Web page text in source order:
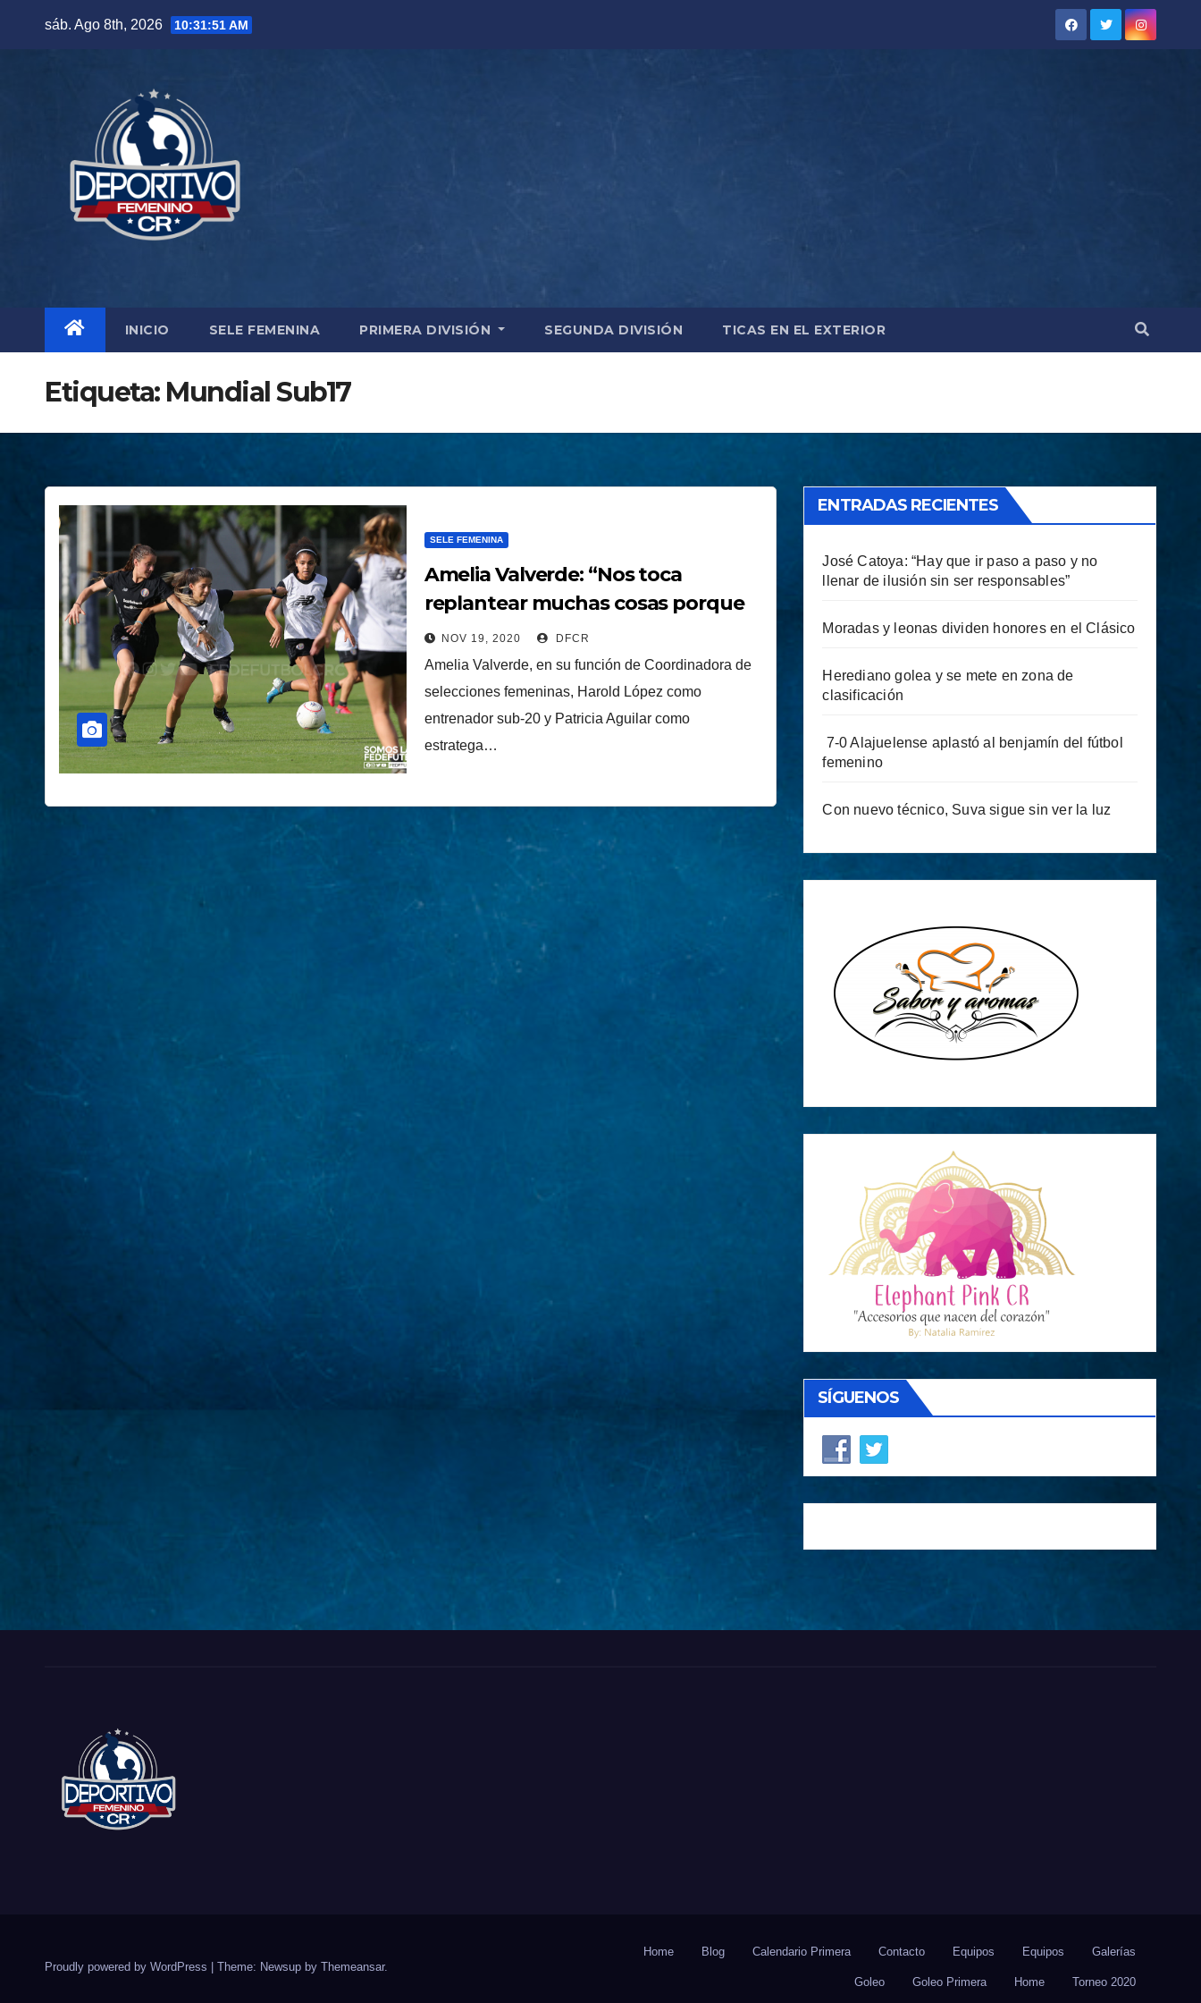
sáb. Ago 8th, 2026 10:31:52 AM
INICIO SELE FEMENINA PRIMERA DIVISIÓN SEGUNDA DIVISIÓN TICAS EN EL EXTERIOR
Etiqueta: Mundial Sub17
SELE FEMENINA
Amelia Valverde: “Nos toca
replantear muchas cosas porque
cambia la categoría y hay variantes
en las dos selecciones”
NOV 19, 2020 DFCR
Amelia Valverde, en su función de Coordinadora de
selecciones femeninas, Harold López como
entrenador sub-20 y Patricia Aguilar como
estratega…
ENTRADAS RECIENTES
José Catoya: “Hay que ir paso a paso y no
llenar de ilusión sin ser responsables”
Moradas y leonas dividen honores en el Clásico
Herediano golea y se mete en zona de
clasificación
7-0 Alajuelense aplastó al benjamín del fútbol
femenino
Con nuevo técnico, Suva sigue sin ver la luz
SÍGUENOS
Proudly powered by WordPress | Theme: Newsup by Themeansar.
Home Blog Calendario Primera Contacto Equipos Equipos Galerías
Goleo Goleo Primera Home Torneo 2020